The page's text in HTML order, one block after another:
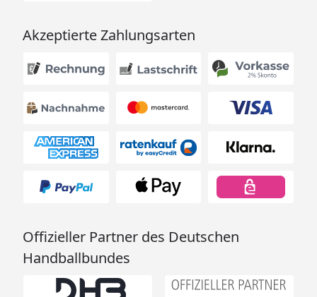
Akzeptierte Zahlungsarten
Offizieller Partner des Deutschen
Handballbundes